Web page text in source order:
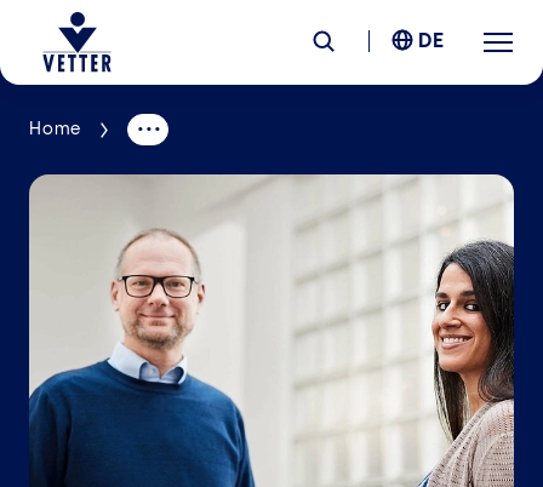
Unternehmen
Verantwortung
Services
Standorte
News & Insights
DE
Home